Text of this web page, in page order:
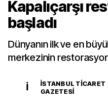
Kapalıçarşı
başladı
Dünyanın ilk ve en
merkezinin
İ
İSTANBUL TICARET
GAZETESI